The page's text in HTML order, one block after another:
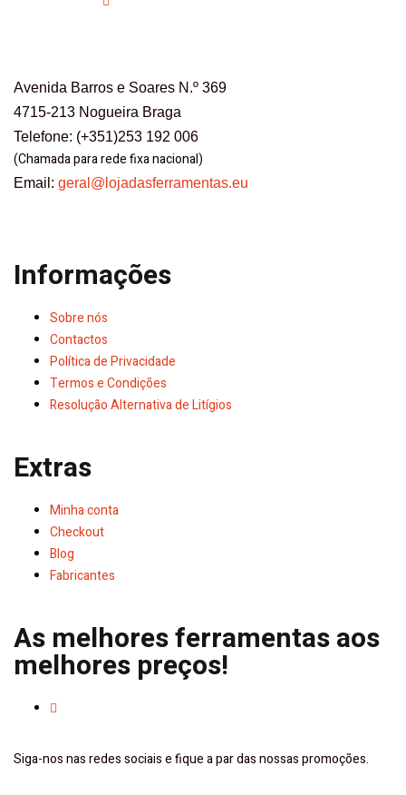
Avenida Barros e Soares N.º 369
4715-213 Nogueira Braga
Telefone: (+351)253 192 006
(Chamada para rede fixa nacional)
Email: geral@lojadasferramentas.eu
Informações
Sobre nós
Contactos
Política de Privacidade
Termos e Condições
Resolução Alternativa de Litígios
Extras
Minha conta
Checkout
Blog
Fabricantes
As melhores ferramentas aos
melhores preços!
Siga-nos nas redes sociais e fique a par das nossas promoções.